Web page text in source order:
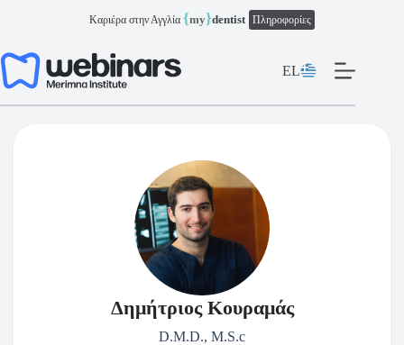
Καριέρα στην Αγγλία {my}dentist Πληροφορίες
EL
Δημήτριος Κουραμάς
D.M.D., M.S.c